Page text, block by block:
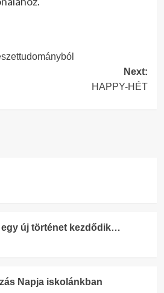
Next:
HAPPY-HÉT
egy új történet kezdődik…
Napja iskolánkban